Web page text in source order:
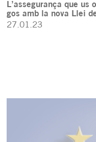
L’assegurança que
gos amb la nova Llei
27.01.23